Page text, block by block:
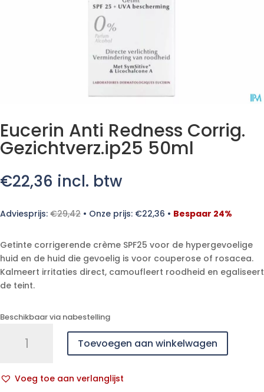
Eucerin Anti Redness Corrig.
Gezichtverz.ip25 50ml
€22,36 incl. btw
Adviesprijs: €29,42 • Onze prijs: €22,36 • Bespaar 24%
Getinte corrigerende crème SPF25 voor de hypergevoelige
huid en de huid die gevoelig is voor couperose of rosacea.
Kalmeert irritaties direct, camoufleert roodheid en egaliseert
de teint.
Beschikbaar via nabestelling
Gezichtverz.ip25
Toevoegen aan winkelwagen
Voeg toe aan verlanglijst